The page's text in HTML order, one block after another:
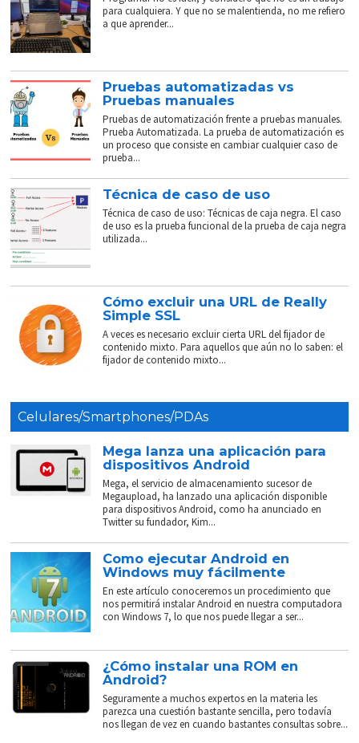
para cualquiera. Y que no se malentienda, no me refiero
a que aprender...
Pruebas automatizadas vs
Pruebas manuales
Pruebas de automatización frente a pruebas manuales.
Prueba Automatizada. La prueba de automatización es
un proceso que consiste en cambiar cualquier caso de
prueba...
Técnica de caso de uso
Técnica de caso de uso: Técnicas de caja negra. El caso
de uso es la prueba funcional de la prueba de caja negra
utilizada...
Cómo excluir una URL de Really
Simple SSL
A veces es necesario excluir cierta URL del fijador de
contenido mixto. Para aquellos que aún no lo saben: el
fijador de contenido mixto...
Celulares/Smartphones/PDAs
Mega lanza una aplicación para
dispositivos Android
Mega, el servicio de almacenamiento sucesor de
Megaupload, ha lanzado una aplicación disponible
para dispositivos Android, como ha anunciado en
Twitter su fundador, Kim...
Como ejecutar Android en
Windows muy fácilmente
En este artículo conoceremos un procedimiento que
nos permitirá instalar Android en nuestra computadora
con Windows 7, lo que nos puede llegar a ser...
¿Cómo instalar una ROM en
Android?
Seguramente a muchos expertos en la materia les
parezca una cuestión bastante sencilla, pero todavía
nos llegan de vez en cuando bastantes consultas sobre...